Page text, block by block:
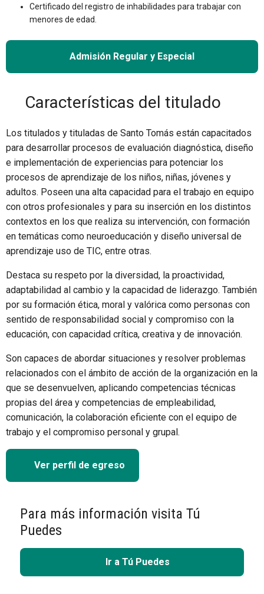
Certificado del registro de inhabilidades para trabajar con
menores de edad.
Admisión Regular y Especial
Características del titulado
Los titulados y tituladas de Santo Tomás están capacitados
para desarrollar procesos de evaluación diagnóstica, diseño
e implementación de experiencias para potenciar los
procesos de aprendizaje de los niños, niñas, jóvenes y
adultos. Poseen una alta capacidad para el trabajo en equipo
con otros profesionales y para su inserción en los distintos
contextos en los que realiza su intervención, con formación
en temáticas como neuroeducación y diseño universal de
aprendizaje uso de TIC, entre otras.
Destaca su respeto por la diversidad, la proactividad,
adaptabilidad al cambio y la capacidad de liderazgo. También
por su formación ética, moral y valórica como personas con
sentido de responsabilidad social y compromiso con la
educación, con capacidad crítica, creativa y de innovación.
Son capaces de abordar situaciones y resolver problemas
relacionados con el ámbito de acción de la organización en la
que se desenvuelven, aplicando competencias técnicas
propias del área y competencias de empleabilidad,
comunicación, la colaboración eficiente con el equipo de
trabajo y el compromiso personal y grupal.
Ver perfil de egreso
Para más información visita Tú
Puedes
Ir a Tú Puedes